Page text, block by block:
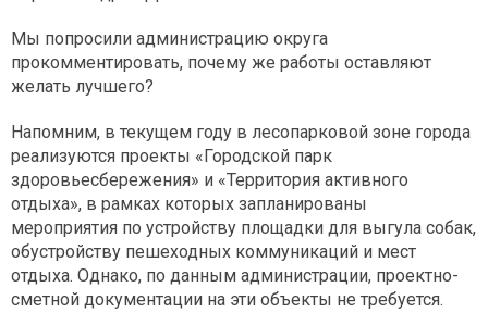
Мы попросили администрацию округа
прокомментировать, почему же работы оставляют
желать лучшего?
Напомним, в текущем году в лесопарковой зоне города
реализуются проекты «Городской парк
здоровьесбережения» и «Территория активного
отдыха», в рамках которых запланированы
мероприятия по устройству площадки для выгула собак,
обустройству пешеходных коммуникаций и мест
отдыха. Однако, по данным администрации, проектно-
сметной документации на эти объекты не требуется.